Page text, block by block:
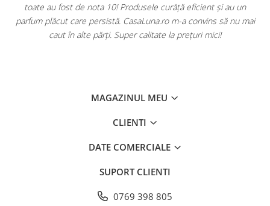
toate au fost de nota 10! Produsele curăță eficient și au un
parfum plăcut care persistă. CasaLuna.ro m-a convins să nu mai
caut în alte părți. Super calitate la prețuri mici!
MAGAZINUL MEU
CLIENTI
DATE COMERCIALE
SUPORT CLIENTI
0769 398 805